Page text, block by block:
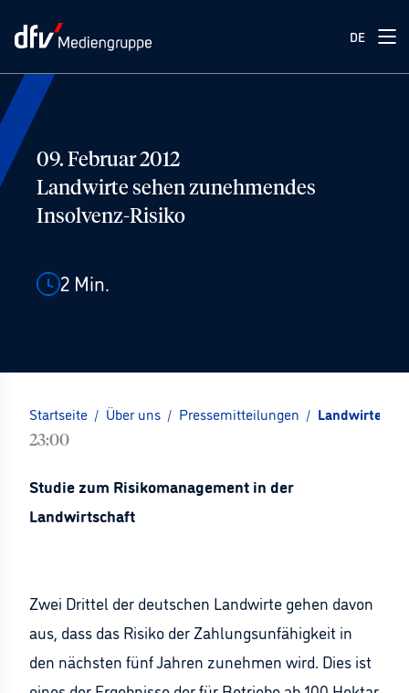
DE
09. Februar 2012
Landwirte sehen zunehmendes
Insolvenz-Risiko
2 Min.
Startseite / Über uns / Pressemitteilungen / Landwirte
23:00
Studie zum Risikomanagement in der
Landwirtschaft
Zwei Drittel der deutschen Landwirte gehen davon
aus, dass das Risiko der Zahlungsunfähigkeit in
den nächsten fünf Jahren zunehmen wird. Dies ist